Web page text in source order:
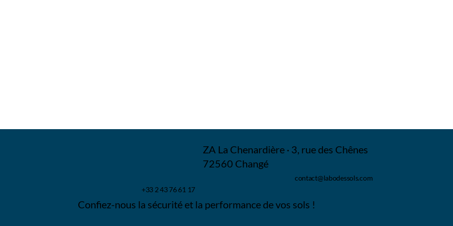
ZA La Chenardière · 3, rue des Chênes
72560 Changé
contact@labodessols.com
+33 2 43 76 61 17
Confiez-nous la sécurité et la performance de vos sols !